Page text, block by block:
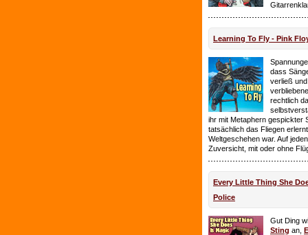
Learning To Fly - Pink
dass
verließ
rechtlich
ihr mit Metaphern gespickter
tatsächlich das Fliegen
Weltgeschehen war. Auf
Zuversicht, mit oder ohne
Every Little Thing She
Police
Gut Ding
Sting an,